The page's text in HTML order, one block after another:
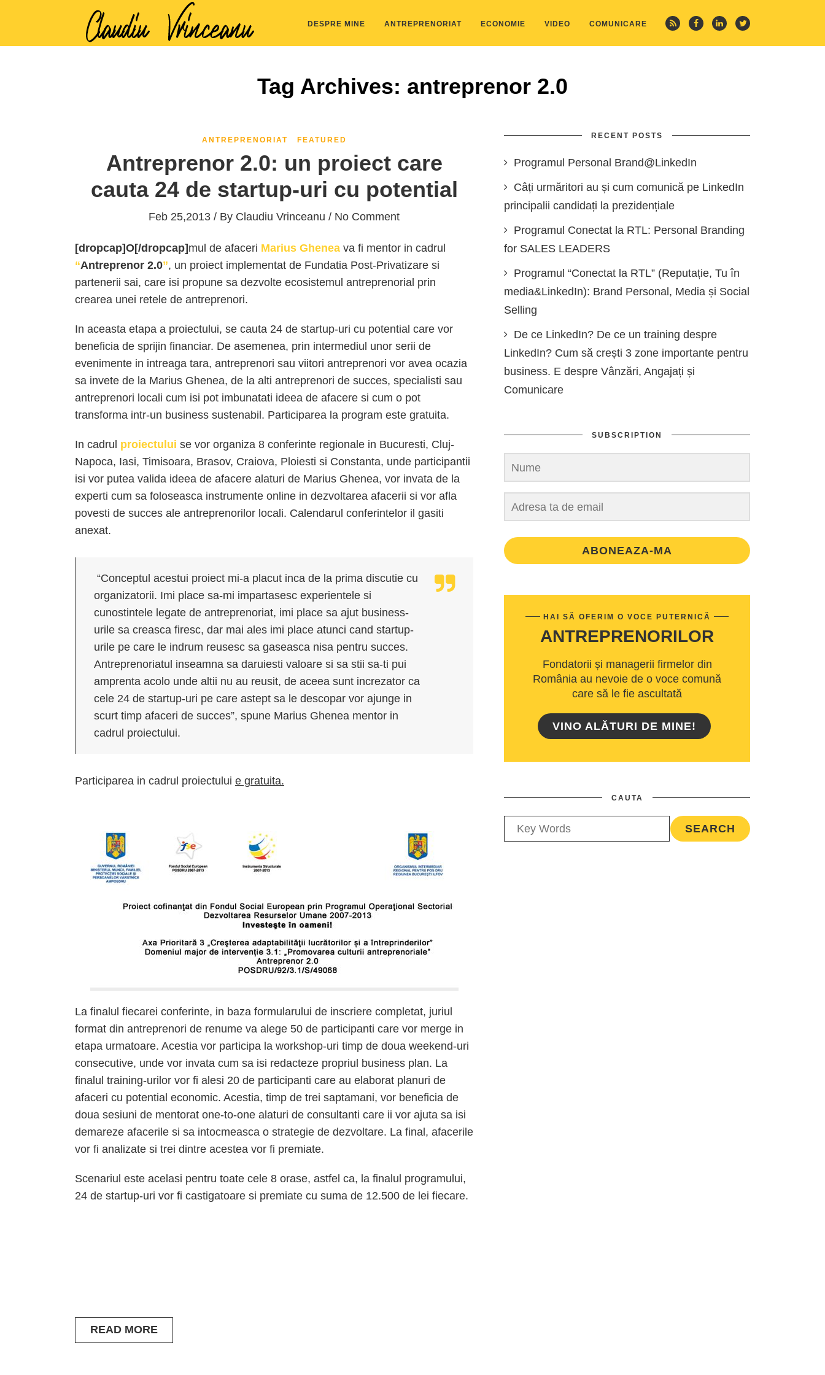
DESPRE MINE ANTREPRENORIAT ECONOMIE VIDEO COMUNICARE
Tag Archives: antreprenor 2.0
ANTREPRENORIAT FEATURED
Antreprenor 2.0: un proiect care
cauta 24 de startup-uri cu potential
Feb 25,2013 / By Claudiu Vrinceanu / No Comment
[dropcap]O[/dropcap] mul de afaceri Marius Ghenea va fi mentor in cadrul
“Antreprenor 2.0”, un proiect implementat de Fundatia Post-Privatizare si
partenerii sai, care isi propune sa dezvolte ecosistemul antreprenorial prin
crearea unei retele de antreprenori.
In aceasta etapa a proiectului, se cauta 24 de startup-uri cu potential care vor
beneficia de sprijin financiar. De asemenea, prin intermediul unor serii de
evenimente in intreaga tara, antreprenori sau viitori antreprenori vor avea ocazia
sa invete de la Marius Ghenea, de la alti antreprenori de succes, specialisti sau
antreprenori locali cum isi pot imbunatati ideea de afacere si cum o pot
transforma intr-un business sustenabil. Participarea la program este gratuita.
In cadrul proiectului se vor organiza 8 conferinte regionale in Bucuresti, Cluj-
Napoca, Iasi, Timisoara, Brasov, Craiova, Ploiesti si Constanta, unde participantii
isi vor putea valida ideea de afacere alaturi de Marius Ghenea, vor invata de la
experti cum sa foloseasca instrumente online in dezvoltarea afacerii si vor afla
povesti de succes ale antreprenorilor locali. Calendarul conferintelor il gasiti
anexat.
“Conceptul acestui proiect mi-a placut inca de la prima discutie cu
organizatorii. Imi place sa-mi impartasesc experientele si
cunostintele legate de antreprenoriat, imi place sa ajut business-
urile sa creasca firesc, dar mai ales imi place atunci cand startup-
urile pe care le indrum reusesc sa gaseasca nisa pentru succes.
Antreprenoriatul inseamna sa daruiesti valoare si sa stii sa-ti pui
amprenta acolo unde altii nu au reusit, de aceea sunt increzator ca
cele 24 de startup-uri pe care astept sa le descopar vor ajunge in
scurt timp afaceri de succes”, spune Marius Ghenea mentor in
cadrul proiectului.
Participarea in cadrul proiectului e gratuita.
La finalul fiecarei conferinte, in baza formularului de inscriere completat, juriul
format din antreprenori de renume va alege 50 de participanti care vor merge in
etapa urmatoare. Acestia vor participa la workshop-uri timp de doua weekend-uri
consecutive, unde vor invata cum sa isi redacteze propriul business plan. La
finalul training-urilor vor fi alesi 20 de participanti care au elaborat planuri de
afaceri cu potential economic. Acestia, timp de trei saptamani, vor beneficia de
doua sesiuni de mentorat one-to-one alaturi de consultanti care ii vor ajuta sa isi
demareze afacerile si sa intocmeasca o strategie de dezvoltare. La final, afacerile
vor fi analizate si trei dintre acestea vor fi premiate.
Scenariul este acelasi pentru toate cele 8 orase, astfel ca, la finalul programului,
24 de startup-uri vor fi castigatoare si premiate cu suma de 12.500 de lei fiecare.
READ MORE
RECENT POSTS
Programul Personal Brand@LinkedIn
Câți urmăritori au și cum comunică pe LinkedIn
principalii candidați la prezidențiale
Programul Conectat la RTL: Personal Branding
for SALES LEADERS
Programul “Conectat la RTL” (Reputație, Tu în
media&LinkedIn): Brand Personal, Media și Social
Selling
De ce LinkedIn? De ce un training despre
LinkedIn? Cum să crești 3 zone importante pentru
business. E despre Vânzări, Angajați și
Comunicare
SUBSCRIPTION
ABONEAZA-MA
HAI SĂ OFERIM O VOCE PUTERNICĂ
ANTREPRENORILOR
Fondatorii și managerii firmelor din
România au nevoie de o voce comună
care să le fie ascultată
VINO ALĂTURI DE MINE!
CAUTA